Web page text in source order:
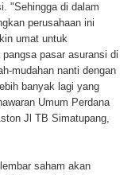
"Sehingga di dalam
perusahaan ini
umat untuk
pasar asuransi di
mudahan nanti dengan
banyak lagi yang
Umum Perdana
Jl TB Simatupang,
saham akan